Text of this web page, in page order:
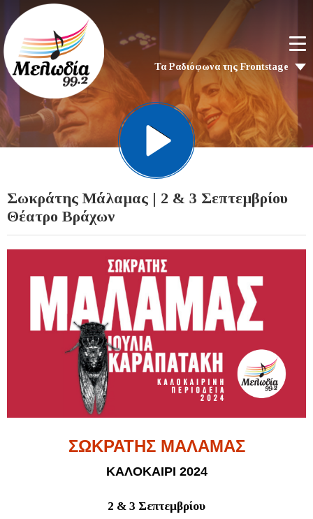
Τα Ραδιόφωνα της Frontstage
Σωκράτης Μάλαμας | 2 & 3 Σεπτεμβρίου
Θέατρο Βράχων
ΣΩΚΡΑΤΗΣ ΜΑΛΑΜΑΣ
ΚΑΛΟΚΑΙΡΙ 2024
2 & 3 Σεπτεμβρίου